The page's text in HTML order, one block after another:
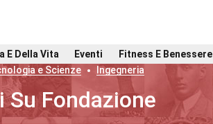
E Della Vita Eventi Fitness E Benessere
e Scienze Ingegneria
Su Fondazione